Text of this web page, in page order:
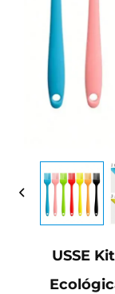
USSE